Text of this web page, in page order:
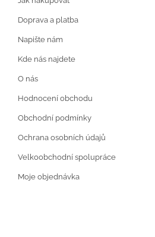
Doprava a platba
Napište nám
Kde nás najdete
O nás
Hodnocení obchodu
Obchodní podmínky
Ochrana osobních údajů
Velkoobchodní spolupráce
Moje objednávka